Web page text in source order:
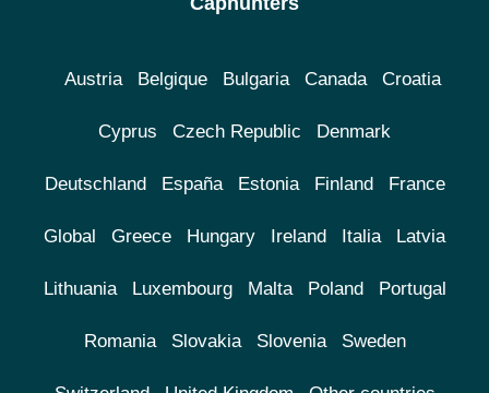
Austria Belgique Bulgaria Canada Croatia
Cyprus Czech Republic Denmark
Deutschland España Estonia Finland France
Global Greece Hungary Ireland Italia Latvia
Lithuania Luxembourg Malta Poland Portugal
Romania Slovakia Slovenia Sweden